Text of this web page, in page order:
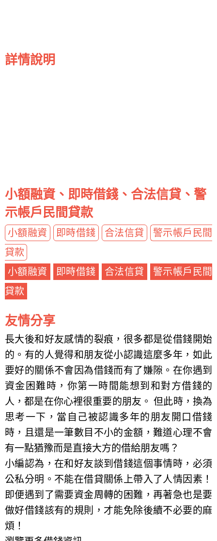
詳情說明
小額融資、即時借錢、合法信貸、警
示帳戶民間貸款
小額融資 即時借錢 合法信貸
警示帳戶民間
貸款
小額融資
即時借錢 合法信貸
警示帳戶民間
貸款
友情分享
長大後和好友感情的裂痕，很多都是從借錢開始
的。有的人覺得和朋友從小認識這麼多年，如此
要好的關係不會因為借錢而有了嫌隙。在你遇到
資金困難時，你第一時間能想到和對方借錢的
人，都是在你心裡很重要的朋友。 但此時，換為
思考一下，當自己被認識多年的朋友開口借錢
時，且還是一筆數目不小的金額，難道心理不會
有一點猶豫而是直接大方的借給朋友嗎？
小編認為，在和好友談到借錢這個事情時，必須
公私分明。不能在借貸關係上帶入了人情因素！
即便遇到了需要資金周轉的困難，再著急也是要
做好借錢該有的規則，才能免除後續不必要的麻
煩！